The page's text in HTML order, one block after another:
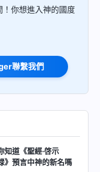
你想進入神的國度
聯繫我們
知道《聖經·啓示
》預言中神的新名嗎